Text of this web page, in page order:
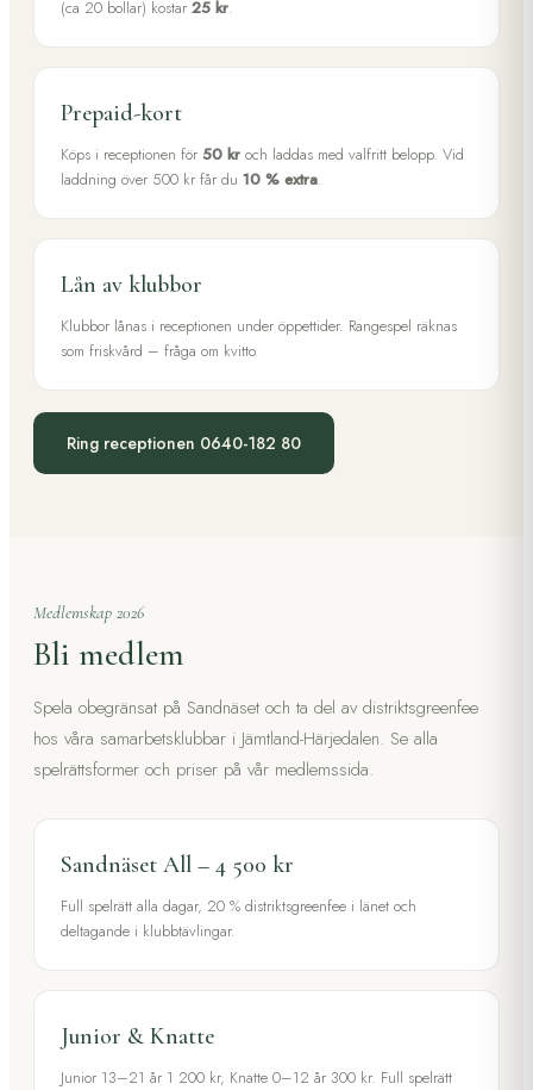
(ca 20 bollar) kostar 25 kr.
Prepaid-kort
Köps i receptionen för 50 kr och laddas med valfritt belopp. Vid
laddning över 500 kr får du 10 % extra.
Lån av klubbor
Klubbor lånas i receptionen under öppettider. Rangespel räknas
som friskvård – fråga om kvitto.
Ring receptionen 0640-182 80
Medlemskap 2026
Bli medlem
Spela obegränsat på Sandnäset och ta del av distriktsgreenfee
hos våra samarbetsklubbar i Jämtland-Härjedalen. Se alla
spelrättsformer och priser på vår medlemssida.
Sandnäset All – 4 500 kr
Full spelrätt alla dagar, 20 % distriktsgreenfee i länet och
deltagande i klubbtävlingar.
Junior & Knatte
Junior 13–21 år 1 200 kr, Knatte 0–12 år 300 kr. Full spelrätt